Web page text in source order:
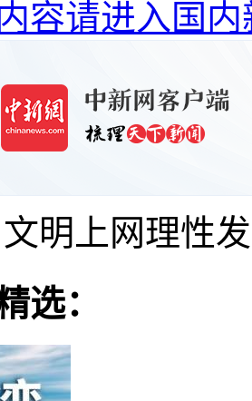
容请进入国内
文明上网理性
选：